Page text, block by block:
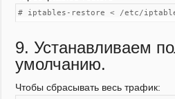
# iptables-restore < /etc/
9. Устанавливаем
умолчанию.
Чтобы сбрасывать весь трафик: